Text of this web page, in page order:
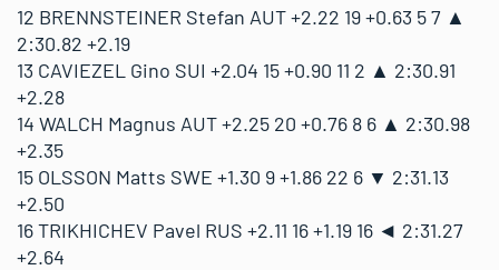
12 BRENNSTEINER Stefan AUT +2.22 19 +0.63 5 7 ▲
2:30.82 +2.19
13 CAVIEZEL Gino SUI +2.04 15 +0.90 11 2 ▲ 2:30.91
+2.28
14 WALCH Magnus AUT +2.25 20 +0.76 8 6 ▲ 2:30.98
+2.35
15 OLSSON Matts SWE +1.30 9 +1.86 22 6 ▼ 2:31.13
+2.50
16 TRIKHICHEV Pavel RUS +2.11 16 +1.19 16 ◄ 2:31.27
+2.64